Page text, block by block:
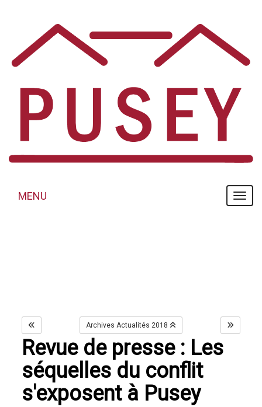
MENU
MENU
Archives Actualités 2018
Revue de presse : Les
séquelles du conflit
s'exposent à Pusey